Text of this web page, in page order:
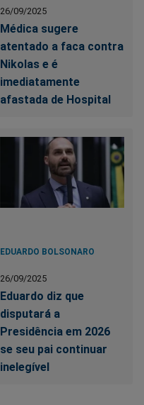
26/09/2025
Médica sugere
atentado a faca contra
Nikolas e é
imediatamente
afastada de Hospital
EDUARDO BOLSONARO
26/09/2025
Eduardo diz que
disputará a
Presidência em 2026
se seu pai continuar
inelegível